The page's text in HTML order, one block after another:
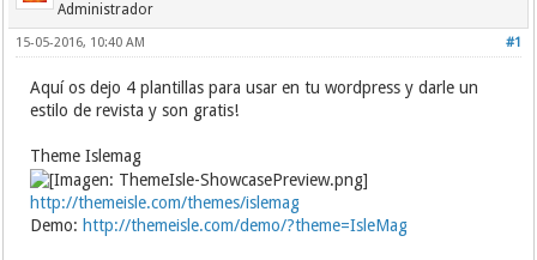
Administrador
#1
15-05-2016, 10:40 AM
Aquí os dejo 4 plantillas para usar en tu wordpress y darle un
estilo de revista y son gratis!
Theme Islemag
http://themeisle.com/themes/islemag
Demo: http://themeisle.com/demo/?theme=IsleMag